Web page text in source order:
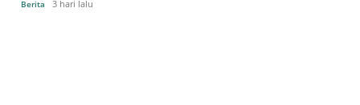
Berita 3 hari lalu